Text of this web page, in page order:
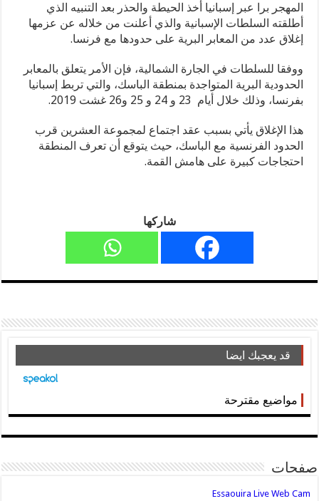
المهجر برا عبر إسبانيا أخذ الحيطة والحذر بعد التنبيه الذي
أطلقته السلطات الإسبانية والذي أعلنت من خلاله عن عزمها
إغلاق عدد من المعابر البرية على حدودها مع فرنسا.
ووفقا للسلطات في الجارة الشمالية، فإن الأمر يتعلق بالمعابر
الحدودية البرية المتواجدة بمنطقة الباسك، والتي تربط إسبانيا
بفرنسا، وذلك خلال أيام 23 و 24 و 25 و26 غشت 2019.
هذا الإغلاق يأتي بسبب عقد اجتماع لمجموعة العشرين قرب
الحدود الفرنسية مع الباسك، حيث يتوقع أن تعرف المنطقة
احتجاجات كبيرة على هامش القمة.
شاركها
قد يعجبك ايضا
مواضيع مقترحة
صفحات
Essaouira Live Web Cam